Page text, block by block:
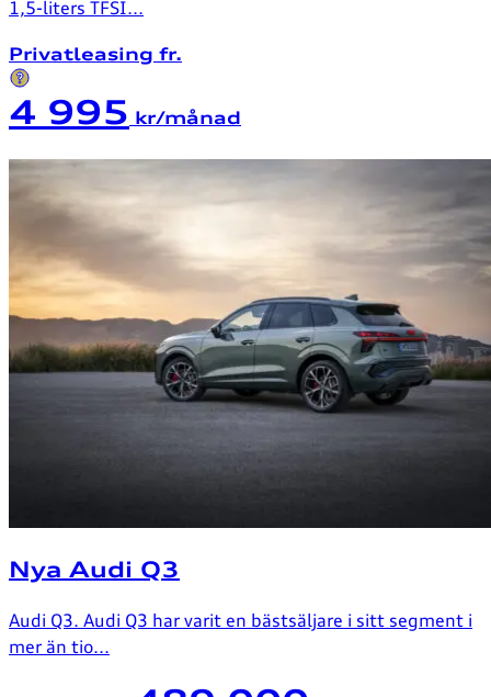
1,5-liters TFSI...
Privatleasing fr.
4 995 kr/månad
Nya Audi Q3
Audi Q3. Audi Q3 har varit en bästsäljare i sitt segment i
mer än tio...